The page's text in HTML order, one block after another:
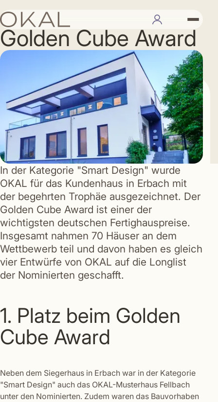
Golden Cube Award
In der Kategorie "Smart Design" wurde
OKAL für das Kundenhaus in Erbach mit
der begehrten Trophäe ausgezeichnet. Der
Golden Cube Award ist einer der
wichtigsten deutschen Fertighauspreise.
Insgesamt nahmen 70 Häuser an dem
Wettbewerb teil und davon haben es gleich
vier Entwürfe von OKAL auf die Longlist
der Nominierten geschafft.
1. Platz beim Golden
Cube Award
Neben dem Siegerhaus in Erbach war in der Kategorie
"Smart Design" auch das OKAL-Musterhaus Fellbach
unter den Nominierten. Zudem waren das Bauvorhaben